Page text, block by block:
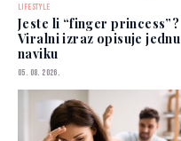
LIFESTYLE
Jeste li “finger princess”?
Viralni izraz opisuje jednu
naviku
05. 08. 2026.